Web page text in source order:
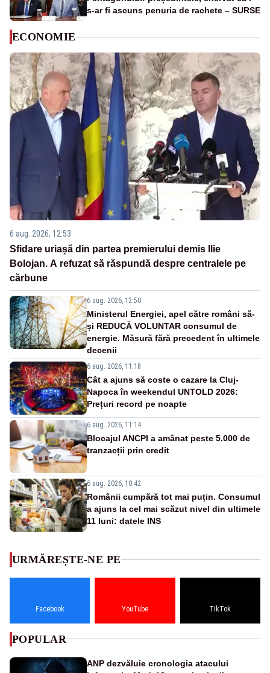
s-ar fi ascuns penuria de rachete – SURSE
ECONOMIE
6 aug. 2026, 12:53
Sfidare uriașă din partea premierului demis Ilie
Bolojan. A refuzat să răspundă despre centralele pe
cărbune
6 aug. 2026, 12:50
Ministerul Energiei, apel către români să-
și REDUCĂ VOLUNTAR consumul de
energie. Măsură fără precedent în ultimele
decenii
6 aug. 2026, 11:18
Cât a ajuns să coste o cazare la Cluj-
Napoca în weekendul UNTOLD 2026:
Prețuri record pe noapte
6 aug. 2026, 11:14
Blocajul ANCPI a amânat peste 5.000 de
tranzacții prin credit
6 aug. 2026, 10:42
Românii cumpără tot mai puțin. Consumul
a ajuns la cel mai scăzut nivel din ultimele
11 luni: datele INS
URMĂREȘTE-NE PE
Facebook YouTube TikTok
POPULAR
ANP dezvăluie cronologia atacului